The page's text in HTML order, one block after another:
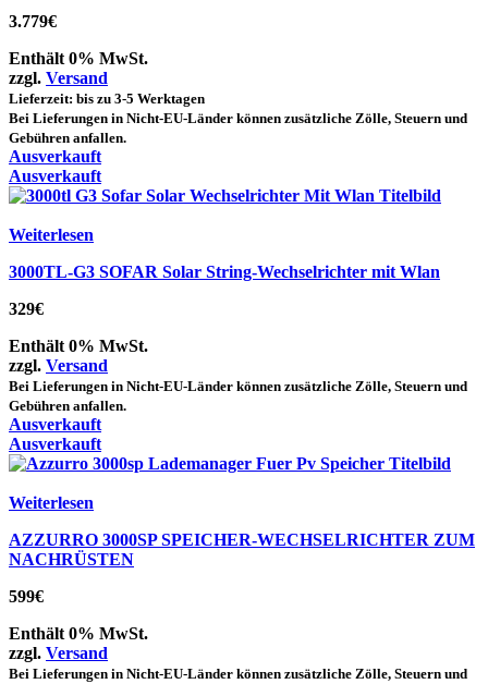
3.779€
Enthält 0% MwSt.
zzgl. Versand
Lieferzeit: bis zu 3-5 Werktagen
Bei Lieferungen in Nicht-EU-Länder können zusätzliche Zölle, Steuern und
Gebühren anfallen.
Ausverkauft
Ausverkauft
Weiterlesen
3000TL-G3 SOFAR Solar String-Wechselrichter mit Wlan
329€
Enthält 0% MwSt.
zzgl. Versand
Bei Lieferungen in Nicht-EU-Länder können zusätzliche Zölle, Steuern und
Gebühren anfallen.
Ausverkauft
Ausverkauft
Weiterlesen
AZZURRO 3000SP SPEICHER-WECHSELRICHTER ZUM
NACHRÜSTEN
599€
Enthält 0% MwSt.
zzgl. Versand
Bei Lieferungen in Nicht-EU-Länder können zusätzliche Zölle, Steuern und